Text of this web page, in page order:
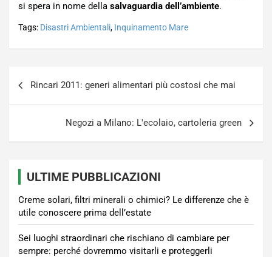
si spera in nome della salvaguardia dell’ambiente.
Tags: Disastri Ambientali, Inquinamento Mare
Rincari 2011: generi alimentari più costosi che mai
Negozi a Milano: L'ecolaio, cartoleria green
ULTIME PUBBLICAZIONI
Creme solari, filtri minerali o chimici? Le differenze che è
utile conoscere prima dell’estate
Sei luoghi straordinari che rischiano di cambiare per
sempre: perché dovremmo visitarli e proteggerli